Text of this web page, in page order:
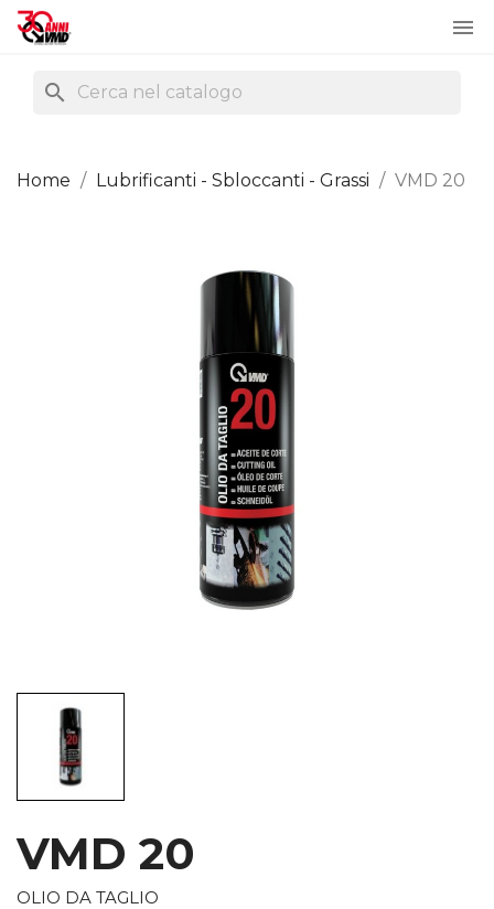

search
Home Lubrificanti - Sbloccanti - Grassi VMD 20
VMD 20
OLIO DA TAGLIO